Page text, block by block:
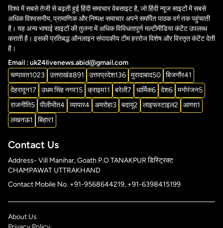
विश्व में सबसे तेजी से बढ़ती हुई हिंदी समाचार वेबसाइट है, जो हिंदी न्यूज साइटों में सबसे
अधिक विश्वसनीय, प्रामाणिक और निष्पक्ष समाचार अपने समर्पित पाठक वर्ग तक पहुंचाती
है। यह अन्य भाषाई साइटों की तुलना में अधिक विविधतापूर्ण मल्टीमीडिया कंटेंट उपलब्ध
कराती है। इसकी प्रतिबद्ध ऑनलाइन संपादकीय टीम हररोज विशेष और विस्तृत कंटेंट देती
है।
Email : uk24livenews.abid@gmail.com
चम्पावत1023 उत्तराखंड891 उत्तरप्रदेश136 मुरादाबाद50 बिजनौर41
देहरादून17 उधम सिंह नगर15 क्राइम11 बरेली7 धार्मिक6 देश6 मनोरंजन5
राजनीति5 पीलीभीत4 व्यापार4 अमरोहा3 बदायूं2 लाइफस्टाइल2 आगरा1
लखनऊ1 बिहार1
Contact Us
Address- Vill Manihar, Goath P.O TANAKPUR डिस्ट्रिक्ट
CHAMPAWAT UTTRAKHAND
Contact Mobile No. +91-9568644219, +91-6398415199
About Us